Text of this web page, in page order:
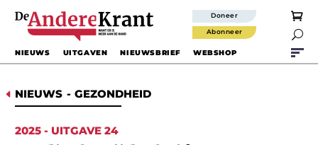
Doneer
Abonneer 
NIEUWS UITGAVEN NIEUWSBRIEF WEBSHOP
D NIEUWS - GEZONDHEID
2025 - UITGAVE 24